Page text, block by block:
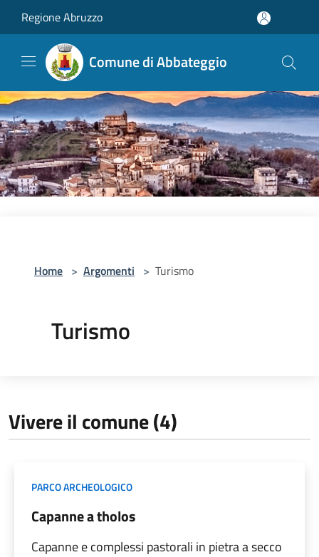
Regione Abruzzo
Comune di Abbateggio
Home > Argomenti > Turismo
Turismo
Vivere il comune (4)
PARCO ARCHEOLOGICO
Capanne a tholos
Capanne e complessi pastorali in pietra a secco